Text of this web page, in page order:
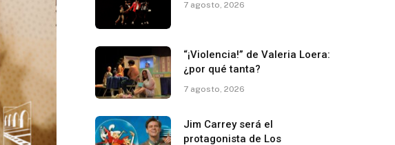
7 agosto, 2026
“¡Violencia!” de Valeria Loera:
¿por qué tanta?
7 agosto, 2026
Jim Carrey será el
protagonista de Los